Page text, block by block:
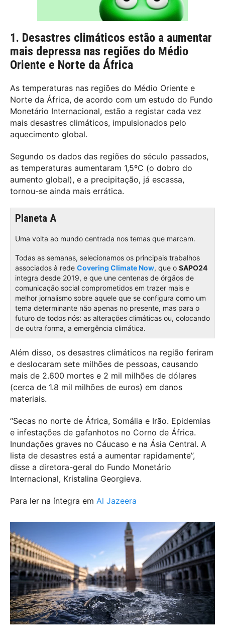
1. Desastres climáticos estão a aumentar
mais depressa nas regiões do Médio
Oriente e Norte da África
As temperaturas nas regiões do Médio Oriente e
Norte da África, de acordo com um estudo do Fundo
Monetário Internacional, estão a registar cada vez
mais desastres climáticos, impulsionados pelo
aquecimento global.
Segundo os dados das regiões do século passados,
as temperaturas aumentaram 1,5ºC (o dobro do
aumento global), e a precipitação, já escassa,
tornou-se ainda mais errática.
Planeta A
Uma volta ao mundo centrada nos temas que marcam.
Todas as semanas, selecionamos os principais trabalhos
associados à rede Covering Climate Now, que o SAPO24
integra desde 2019, e que une centenas de órgãos de
comunicação social comprometidos em trazer mais e
melhor jornalismo sobre aquele que se configura como um
tema determinante não apenas no presente, mas para o
futuro de todos nós: as alterações climáticas ou, colocando
de outra forma, a emergência climática.
Além disso, os desastres climáticos na região feriram
e deslocaram sete milhões de pessoas, causando
mais de 2.600 mortes e 2 mil milhões de dólares
(cerca de 1.8 mil milhões de euros) em danos
materiais.
“Secas no norte de África, Somália e Irão. Epidemias
e infestações de gafanhotos no Corno de África.
Inundações graves no Cáucaso e na Ásia Central. A
lista de desastres está a aumentar rapidamente”,
disse a diretora-geral do Fundo Monetário
Internacional, Kristalina Georgieva.
Para ler na íntegra em Al Jazeera